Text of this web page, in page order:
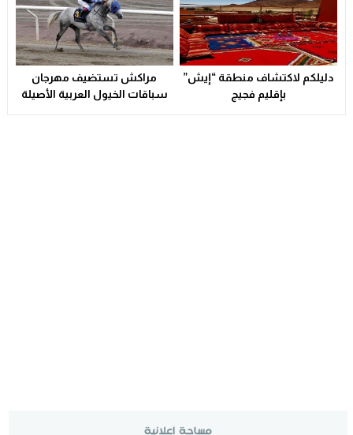
دليلكم لاكتشاف منطقة “إيش”
بإقليم فجيج
مراكش تستضيف مهرجان
سباقات الخيول العربية الأصيلة